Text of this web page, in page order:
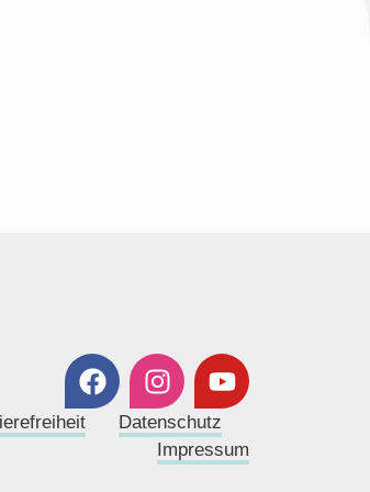
Datenschutz
Impressum